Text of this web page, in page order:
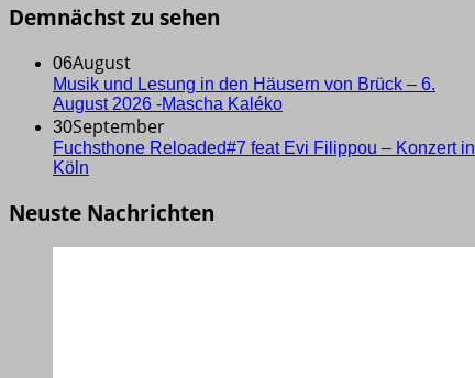
Demnächst zu sehen
06August
Musik und Lesung in den Häusern von Brück – 6.
August 2026 -Mascha Kaléko
30September
Fuchsthone Reloaded#7 feat Evi Filippou – Konzert in
Köln
Neuste Nachrichten